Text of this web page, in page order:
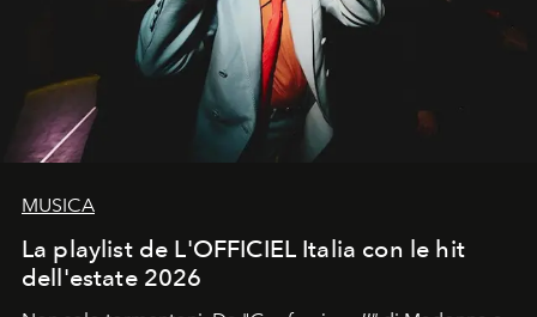
MUSICA
La playlist de L'OFFICIEL Italia con le hit
dell'estate 2026